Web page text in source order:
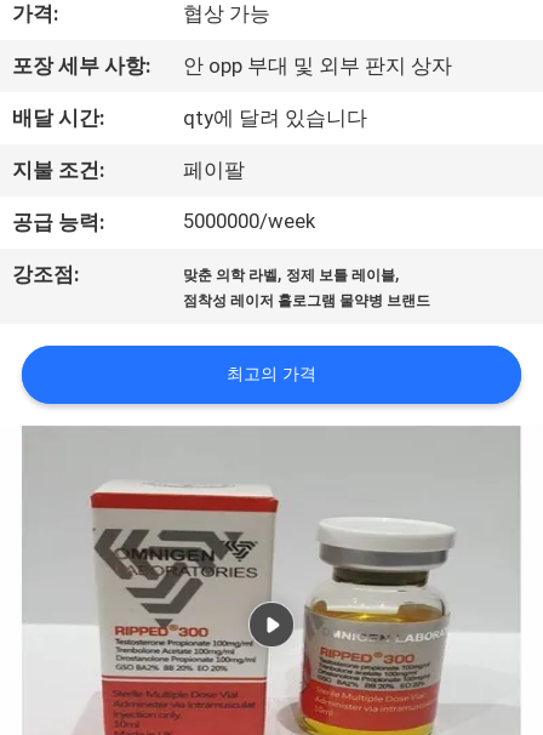
여
공
장
여
행
품
질
락
가격: 협상 가능
포장 세부 사항: 안 opp 부대 및 외부 판지 상자
배달 시간: qty에 달려 있습니다
지불 조건: 페이팔
공급 능력: 5000000/week
강조점: 맞춘 의학 라벨, 정제 보틀 레이블,
점착성 레이저 홀로그램 물약병 브랜드
최고의 가격